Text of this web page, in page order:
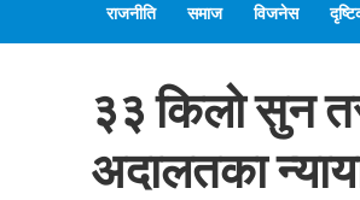
राजनीति समाज विजनेस
३३ किलो सुन
अदालतका